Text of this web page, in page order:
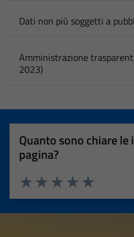
Dati non più soggetti a
Amministrazione
2023)
Quanto sono chiare
pagina?
Valuta 5
Valuta 4 stelle
Valuta 3 stelle su 5
Valuta 2 stelle su 5
Valuta 1 stelle su 5